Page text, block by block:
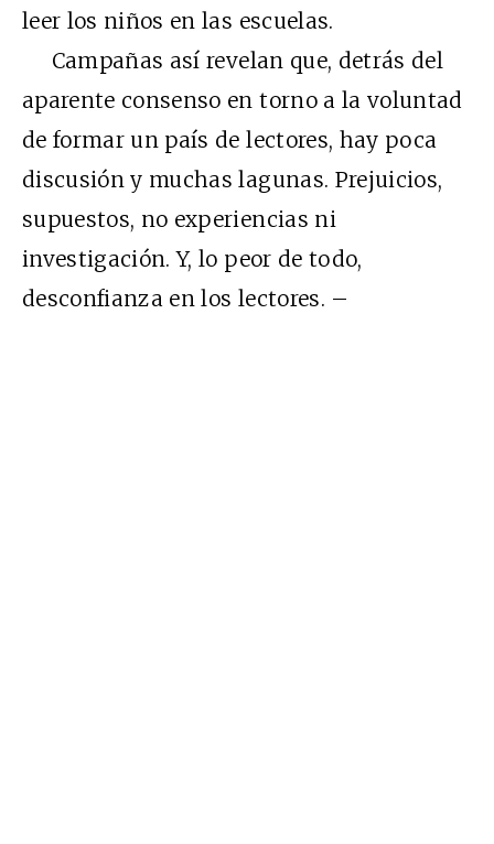
leer los niños en las escuelas.
Campañas así revelan que, detrás del
aparente consenso en torno a la voluntad
de formar un país de lectores, hay poca
discusión y muchas lagunas. Prejuicios,
supuestos, no experiencias ni
investigación. Y, lo peor de todo,
desconfianza en los lectores. –